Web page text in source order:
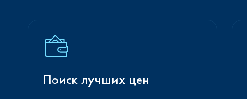
Поиск лучших цен